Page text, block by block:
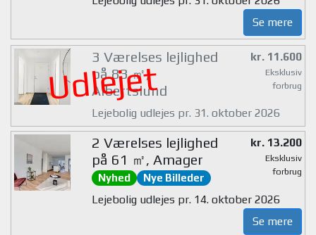
Se mere
Udlejet
3 Værelses lejlighed
på 83 ㎡,
Albertslund
kr. 11.600
Eksklusiv
forbrug
Lejebolig udlejes pr. 31. oktober 2026
2 Værelses lejlighed
på 61 ㎡, Amager
Nyhed Nye Billeder
kr. 13.200
Eksklusiv
forbrug
Lejebolig udlejes pr. 14. oktober 2026
Se mere